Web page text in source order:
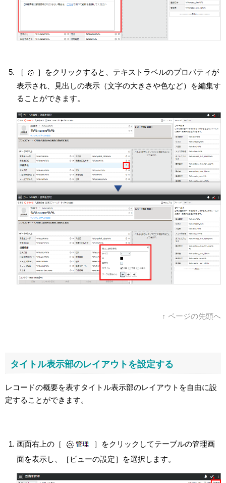
［
］をクリックすると、テキストラベルのプロパティが
表示され、見出しの表示（文字の大きさや色など）を編集す
ることができます。
↑ ページの先頭へ
タイトル表示部のレイアウトを設定する
レコードの概要を表すタイトル表示部のレイアウトを自由に設
定することができます。
画面右上の［
］をクリックしてテーブルの管理画
面を表示し、［ビューの設定］を選択します。